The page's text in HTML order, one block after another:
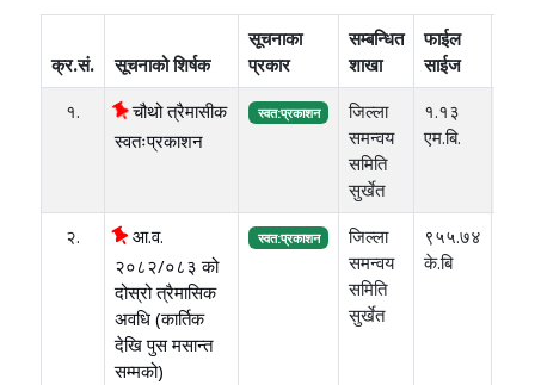
क्र.सं. सूचनाको शिर्षक
सूचनाका
प्रकार
सम्बन्धित
शाखा
फाईल
साईज
१.
चौथो त्रैमासीक
स्वतःप्रकाशन
स्वत:प्रकाशन
जिल्ला
समन्वय
समिति
सुर्खेत
१.१३
एम.बि.
२.
आ.व.
२०८२/०८३ को
दोस्रो त्रैमासिक
अवधि (कार्तिक
देखि पुस मसान्त
सम्मको)
स्वत:प्रकाशन
जिल्ला
समन्वय
समिति
सुर्खेत
९५५.७४
के.बि